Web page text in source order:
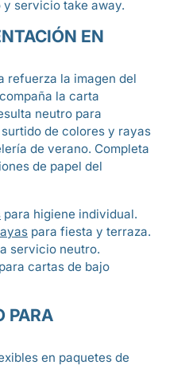
servicio take away.
EN
refuerza la imagen del
la carta
neutro para
de colores y rayas
de verano. Completa
de papel del
para higiene individual.
para fiesta y terraza.
servicio neutro.
para cartas de bajo
PARA
en paquetes de